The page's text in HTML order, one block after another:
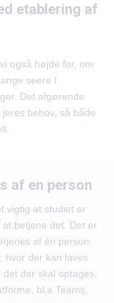
etablering af
også højde for, om
seere I
Det afgørende
behov, så både
af en person
vigtig at studiet er
betjene det. Det er
af én person.
hvor der kan laves
der skal optages,
bl.a.Teams,